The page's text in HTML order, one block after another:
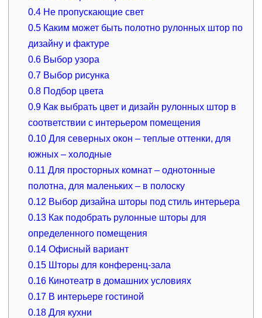
0.4 Не пропускающие свет
0.5 Каким может быть полотно рулонных штор по
дизайну и фактуре
0.6 Выбор узора
0.7 Выбор рисунка
0.8 Подбор цвета
0.9 Как выбрать цвет и дизайн рулонных штор в
соответствии с интерьером помещения
0.10 Для северных окон – теплые оттенки, для
южных – холодные
0.11 Для просторных комнат – однотонные
полотна, для маленьких – в полоску
0.12 Выбор дизайна шторы под стиль интерьера
0.13 Как подобрать рулонные шторы для
определенного помещения
0.14 Офисный вариант
0.15 Шторы для конференц-зала
0.16 Кинотеатр в домашних условиях
0.17 В интерьере гостиной
0.18 Для кухни